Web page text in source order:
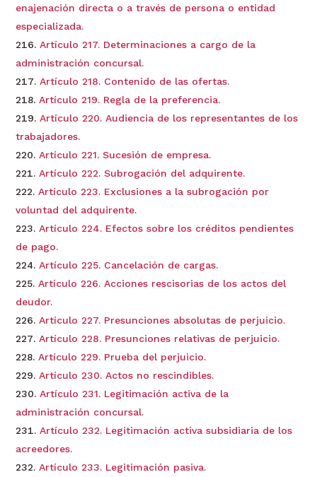
enajenación directa o a través de persona o entidad
especializada.
Artículo 217. Determinaciones a cargo de la
administración concursal.
Artículo 218. Contenido de las ofertas.
Artículo 219. Regla de la preferencia.
Artículo 220. Audiencia de los representantes de los
trabajadores.
Artículo 221. Sucesión de empresa.
Artículo 222. Subrogación del adquirente.
Artículo 223. Exclusiones a la subrogación por
voluntad del adquirente.
Artículo 224. Efectos sobre los créditos pendientes
de pago.
Artículo 225. Cancelación de cargas.
Artículo 226. Acciones rescisorias de los actos del
deudor.
Artículo 227. Presunciones absolutas de perjuicio.
Artículo 228. Presunciones relativas de perjuicio.
Artículo 229. Prueba del perjuicio.
Artículo 230. Actos no rescindibles.
Artículo 231. Legitimación activa de la
administración concursal.
Artículo 232. Legitimación activa subsidiaria de los
acreedores.
Artículo 233. Legitimación pasiva.